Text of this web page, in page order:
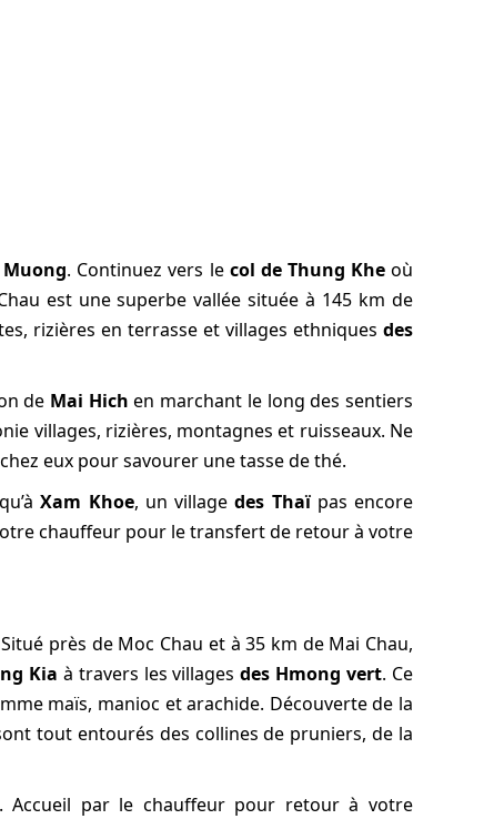
. Continuez vers le col de Thung Kheoù
est une superbe vallée située à 145 km de
rizières en terrasse et villages ethniques des
de Mai Hich en marchant le long des sentiers
villages, rizières, montagnes et ruisseaux. Ne
eux pour savourer une tasse de thé.
Xam Khoe, un villagedes Thaïpas encore
chauffeur pour le transfert de retour à votre
près de Moc Chau et à 35 km de Mai Chau,
Kia à travers les villagesdes Hmong vert. Ce
maïs, manioc et arachide. Découverte de la
tout entourés des collines de pruniers, de la
Accueil par le chauffeur pour retour à votre